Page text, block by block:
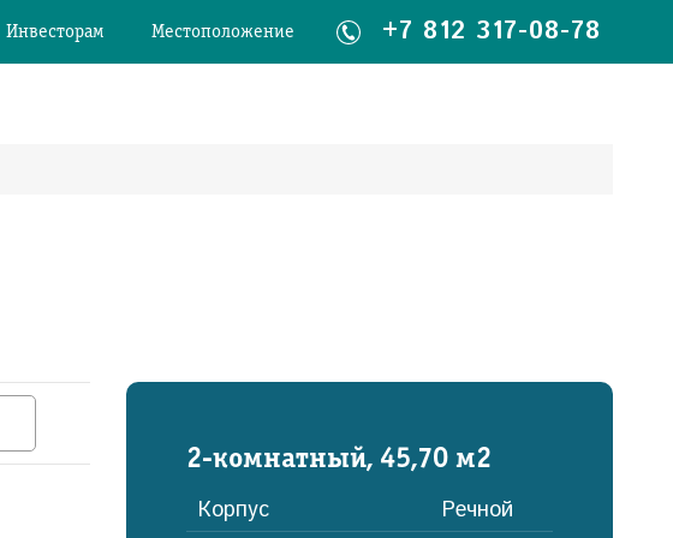
Инвесторам Местоположение +7 812 317-08-78
2-комнатный, 45,70 м2
Корпус
Речной